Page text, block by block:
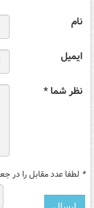
نام
ایمیل
نظر شما *
* لطفا عدد مقابل را در